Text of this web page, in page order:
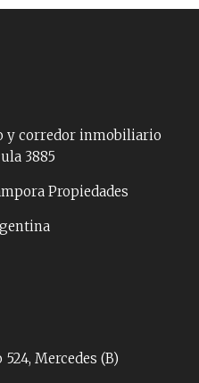
y corredor inmobiliario
3885
Propiedades
Mercedes (B)